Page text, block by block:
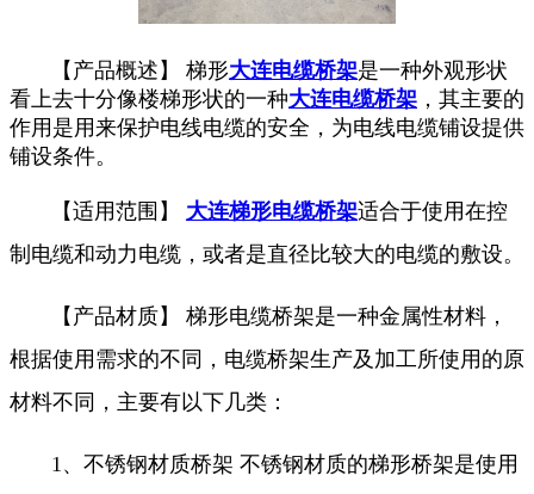
【产品概述】 梯形大连电缆桥架是一种外观形状
看上去十分像楼梯形状的一种大连电缆桥架 ，其主要的
作用是用来保护电线电缆的安全，为电线电缆铺设提供
铺设条件。
【适用范围】 大连梯形电缆桥架适合于使用在控
制电缆和动力电缆，或者是直径比较大的电缆的敷设。
【产品材质】 梯形电缆桥架是一种金属性材料，
根据使用需求的不同，电缆桥架生产及加工所使用的原
材料不同，主要有以下几类：
1、不锈钢材质桥架 不锈钢材质的梯形桥架是使用